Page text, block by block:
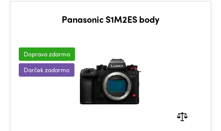
Panasonic S1M2ES body
Doprava zdarma
Darček zadarmo